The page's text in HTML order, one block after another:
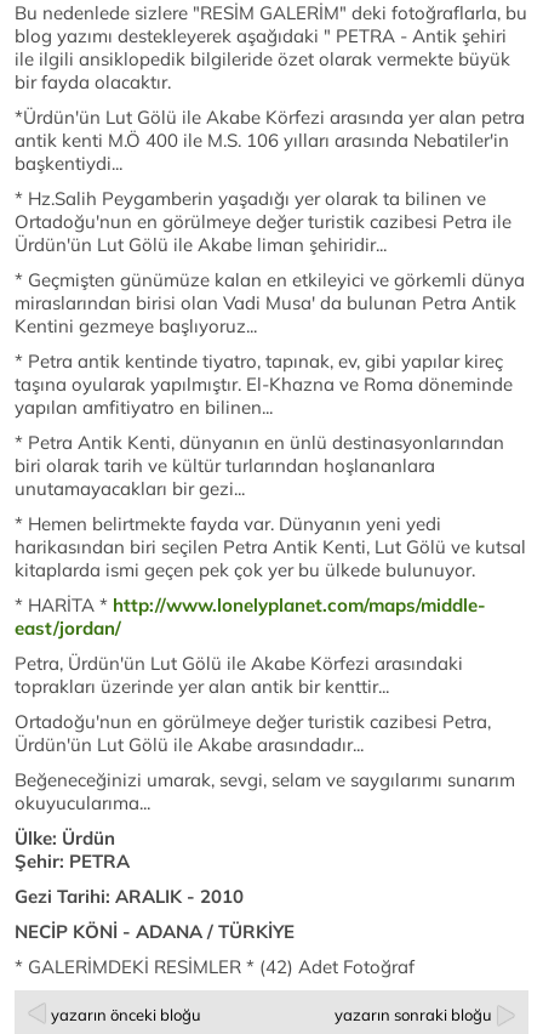
Bu nedenlede sizlere "RESİM GALERİM" deki fotoğraflarla, bu
blog yazımı destekleyerek aşağıdaki " PETRA - Antik şehiri
ile ilgili ansiklopedik bilgileride özet olarak vermekte büyük
bir fayda olacaktır.
*Ürdün'ün Lut Gölü ile Akabe Körfezi arasında yer alan petra
antik kenti M.Ö 400 ile M.S. 106 yılları arasında Nebatiler'in
başkentiydi...
* Hz.Salih Peygamberin yaşadığı yer olarak ta bilinen ve
Ortadoğu'nun en görülmeye değer turistik cazibesi Petra ile
Ürdün'ün Lut Gölü ile Akabe liman şehiridir...
* Geçmişten günümüze kalan en etkileyici ve görkemli dünya
miraslarından birisi olan Vadi Musa' da bulunan Petra Antik
Kentini gezmeye başlıyoruz...
* Petra antik kentinde tiyatro, tapınak, ev, gibi yapılar kireç
taşına oyularak yapılmıştır. El-Khazna ve Roma döneminde
yapılan amfitiyatro en bilinen...
* Petra Antik Kenti, dünyanın en ünlü destinasyonlarından
biri olarak tarih ve kültür turlarından hoşlananlara
unutamayacakları bir gezi...
* Hemen belirtmekte fayda var. Dünyanın yeni yedi
harikasından biri seçilen Petra Antik Kenti, Lut Gölü ve kutsal
kitaplarda ismi geçen pek çok yer bu ülkede bulunuyor.
* HARİTA * http://www.lonelyplanet.com/maps/middle-
east/jordan/
Petra, Ürdün'ün Lut Gölü ile Akabe Körfezi arasındaki
toprakları üzerinde yer alan antik bir kenttir...
Ortadoğu'nun en görülmeye değer turistik cazibesi Petra,
Ürdün'ün Lut Gölü ile Akabe arasındadır...
Beğeneceğinizi umarak, sevgi, selam ve saygılarımı sunarım
okuyucularıma...
Ülke: Ürdün
Şehir: PETRA
Gezi Tarihi: ARALIK - 2010
NECİP KÖNİ - ADANA / TÜRKİYE
* GALERİMDEKİ RESİMLER * (42) Adet Fotoğraf
yazarın önceki bloğu yazarın sonraki bloğu